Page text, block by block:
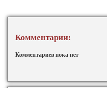
Комментарии:
Комментариев пока нет